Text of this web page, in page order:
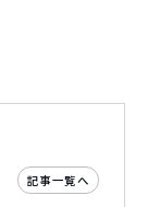
記事一覧へ